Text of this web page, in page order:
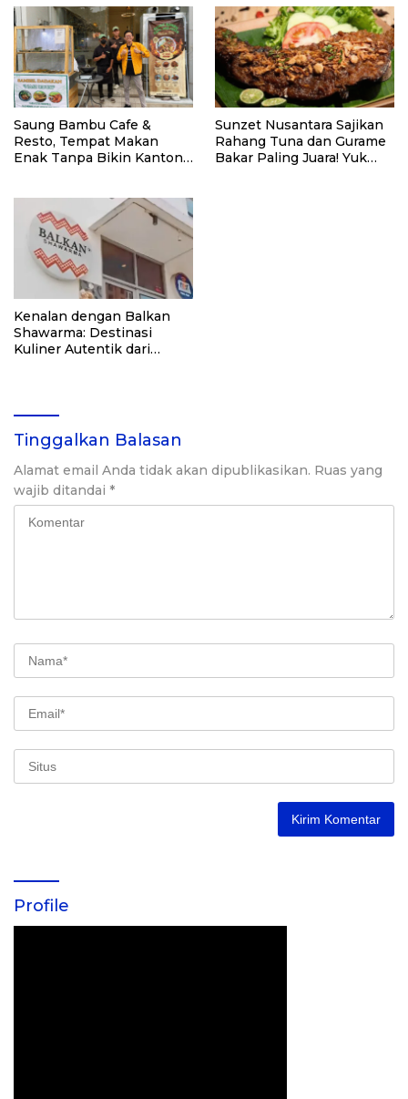
Saung Bambu Cafe &
Resto, Tempat Makan
Enak Tanpa Bikin Kantong
Sunzet Nusantara Sajikan
Rahang Tuna dan Gurame
Bakar Paling Juara! Yuk
Kenalan dengan Balkan
Shawarma: Destinasi
Kuliner Autentik dari
Tinggalkan Balasan
Alamat email Anda tidak akan dipublikasikan. Ruas yang
wajib ditandai *
Profile